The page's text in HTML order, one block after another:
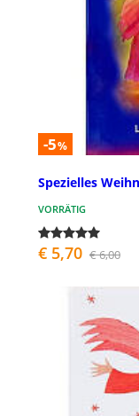
-5%
Spezielles
VORRÄTIG
€ 5,70 € 6,00